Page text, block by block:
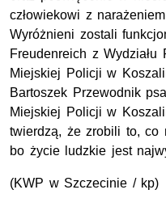
człowiekowi z
Wyróżnieni zostali
Freudenreich z
Miejskiej Policji w
Bartoszek Przewodnik
Miejskiej Policji w
twierdzą, że zrobili to, co
bo życie ludzkie jest
(KWP w Szczecinie / kp)